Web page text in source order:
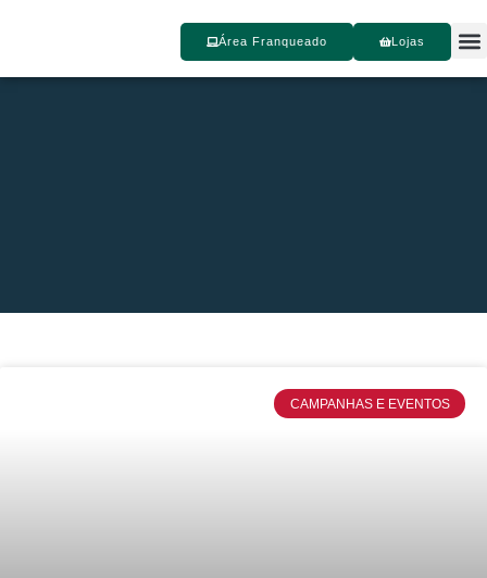
Lojas
Área Franqueado
CAMPANHAS E EVENTOS